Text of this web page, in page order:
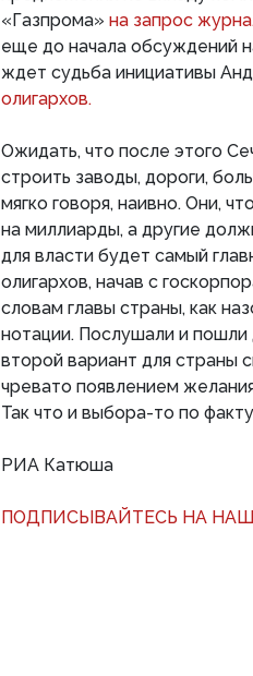
«Газпрома» на запрос
еще до начала обсуждений
ждет судьба инициативы
олигархов.
Ожидать, что после этого
строить заводы, дороги,
мягко говоря, наивно. Они,
на миллиарды, а другие
для власти будет самый
олигархов, начав с
словам главы страны, как
нотации. Послушали и
второй вариант для страны
чревато появлением
Так что и выбора-то по
РИА Катюша
ПОДПИСЫВАЙТЕСЬ НА